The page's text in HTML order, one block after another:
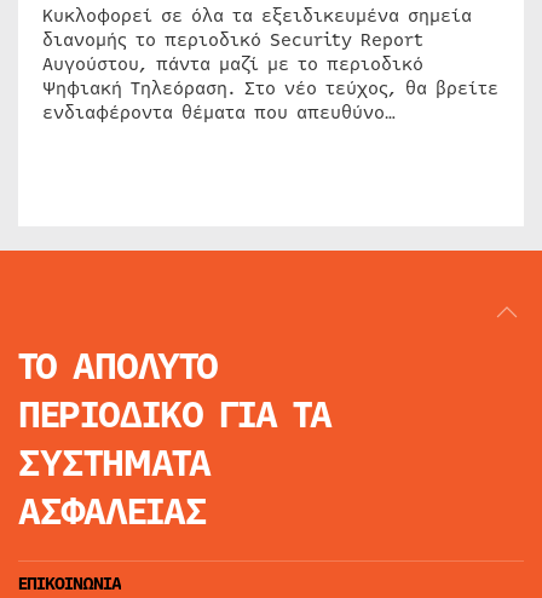
Κυκλοφορεί σε όλα τα εξειδικευμένα σημεία
διανομής το περιοδικό Security Report
Αυγούστου, πάντα μαζί με το περιοδικό
Ψηφιακή Τηλεόραση. Στο νέο τεύχος, θα βρείτε
ενδιαφέροντα θέματα που απευθύνο…
ΤΟ ΑΠΟΛΥΤΟ
ΠΕΡΙΟΔΙΚΟ ΓΙΑ ΤΑ
ΣΥΣΤΗΜΑΤΑ
ΑΣΦΑΛΕΙΑΣ
ΕΠΙΚΟΙΝΩΝΙΑ